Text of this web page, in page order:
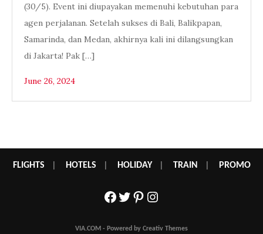
(30/5). Event ini diupayakan memenuhi kebutuhan para
agen perjalanan. Setelah sukses di Bali, Balikpapan,
Samarinda, dan Medan, akhirnya kali ini dilangsungkan
di Jakarta! Pak […]
June 26, 2024
FLIGHTS HOTELS HOLIDAY| TRAIN PROMO
Facebook
Twitter
Pinterest
Instagram
VIA.COM - Powered by Creativ Themes